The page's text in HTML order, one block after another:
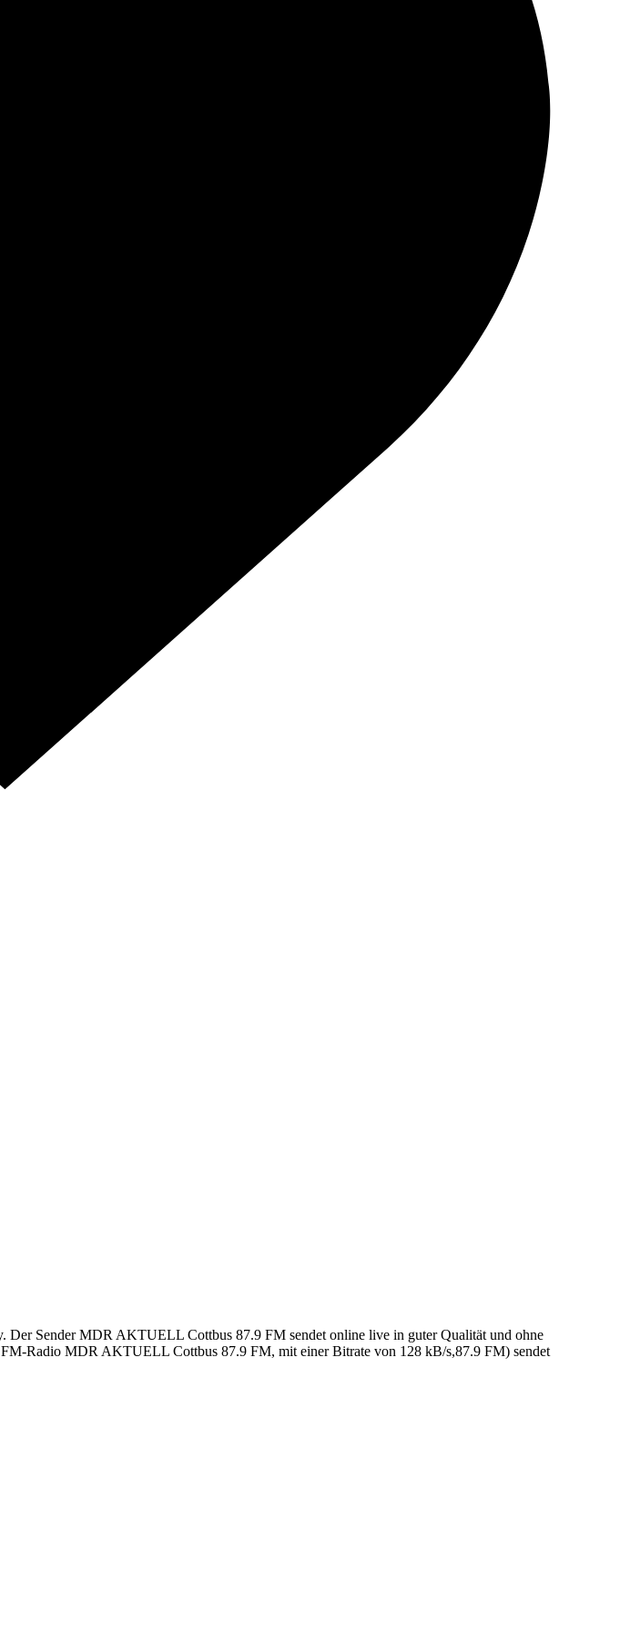
Sender MDR AKTUELL Cottbus 87.9 FM sendet online live in guter Qualität und ohne
Radio MDR AKTUELL Cottbus 87.9 FM, mit einer Bitrate von 128 kB/s,87.9 FM) sendet